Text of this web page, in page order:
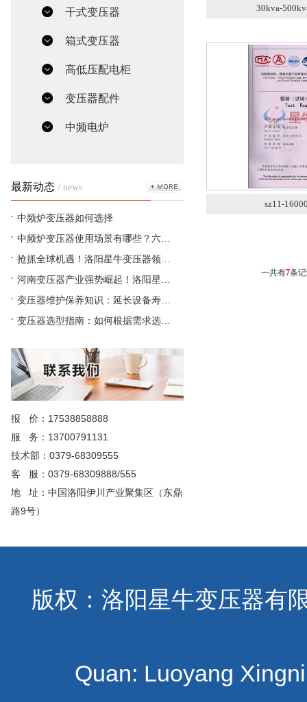
干式变压器
箱式变压器
高低压配电柜
变压器配件
中频电炉
最新动态 / news
中频炉变压器如何选择
中频炉变压器使用场景有哪些？六…
抢抓全球机遇！洛阳星牛变压器领…
河南变压器产业强势崛起！洛阳星…
变压器维护保养知识：延长设备寿…
变压器选型指南：如何根据需求选…
报 价：17538858888
服 务：13700791131
技术部：0379-68309555
客 服：0379-68309888/555
地 址：中国洛阳伊川产业聚集区（东鼎
路9号）
30kva-
sz11-
一共有7条
版权：洛阳星牛变压器有
Quan: Luoyang